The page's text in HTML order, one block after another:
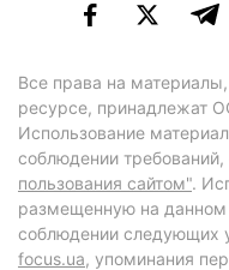
Все права на
ресурсе,
Использование
соблюдении
пользования сайтом".
размещенную на данном
соблюдении следующих
focus.ua, упоминания